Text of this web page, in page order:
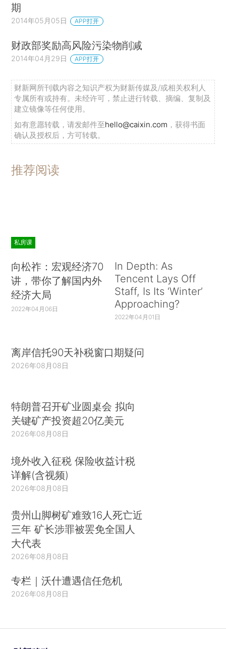
期
2014年05月05日 APP打开
财政部奖励高风险污染物削减
2014年04月29日 APP打开
财新网所刊载内容之知识产权为财新传媒及/或相关权利人
专属所有或持有。未经许可，禁止进行转载、摘编、复制及
建立镜像等任何使用。
如有意愿转载，请发邮件至hello@caixin.com ，获得书面
确认及授权后，方可转载。
推荐阅读
私房课
向松祚：宏观经济70
讲，带你了解国内外
经济大局
2022年04月06日
In Depth: As
Tencent Lays Off
Staff, Is Its ‘Winter’
Approaching?
2022年04月01日
离岸信托90天补税窗口期疑问
2026年08月08日
特朗普召开矿业圆桌会 拟向
关键矿产投资超20亿美元
2026年08月08日
境外收入征税 保险收益计税
详解(含视频)
2026年08月08日
贵州山脚树矿难致16人死亡近
三年 矿长涉罪被罢免全国人
大代表
2026年08月08日
专栏｜沃什遭遇信任危机
2026年08月08日